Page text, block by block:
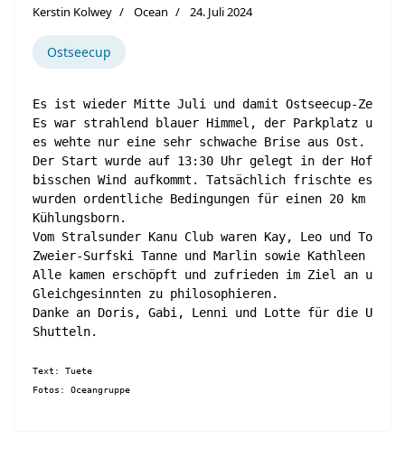
Kerstin Kolwey Ocean 24. Juli 2024
Ostseecup
Es ist wieder Mitte Juli und damit Ostseecup-Zeit.
Es war strahlend blauer Himmel, der Parkplatz und
es wehte nur eine sehr schwache Brise aus Ost.
Der Start wurde auf 13:30 Uhr gelegt in der
bisschen Wind aufkommt. Tatsächlich frischte es ab
wurden ordentliche Bedingungen für einen 20 km
Kühlungsborn.
Vom Stralsunder Kanu Club waren Kay, Leo und
Zweier-Surfski Tanne und Marlin sowie Kathleen und
Alle kamen erschöpft und zufrieden im Ziel an und
Gleichgesinnten zu philosophieren.
Danke an Doris, Gabi, Lenni und Lotte für die
Shutteln.
Text: Tuete
Fotos: Oceangruppe